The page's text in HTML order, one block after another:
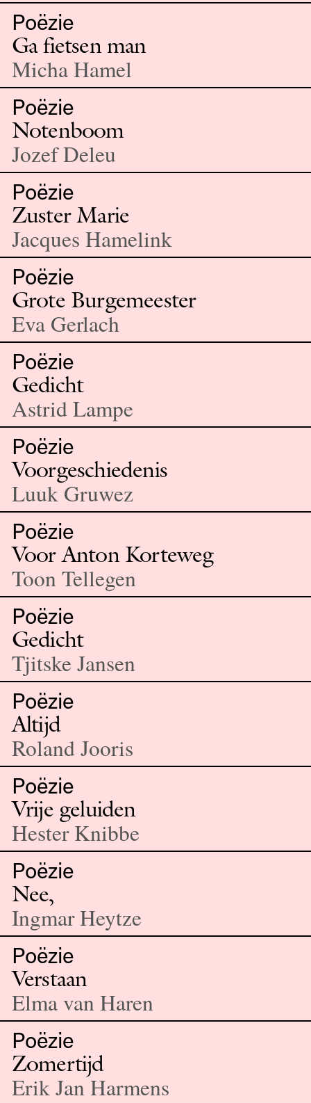
Poëzie
Ga fietsen man
Micha Hamel
Poëzie
Notenboom
Jozef Deleu
Poëzie
Zuster Marie
Jacques Hamelink
Poëzie
Grote Burgemeester
Eva Gerlach
Poëzie
Gedicht
Astrid Lampe
Poëzie
Voorgeschiedenis
Luuk Gruwez
Poëzie
Voor Anton Korteweg
Toon Tellegen
Poëzie
Gedicht
Tjitske Jansen
Poëzie
Altijd
Roland Jooris
Poëzie
Vrije geluiden
Hester Knibbe
Poëzie
Nee,
Ingmar Heytze
Poëzie
Verstaan
Elma van Haren
Poëzie
Zomertijd
Erik Jan Harmens